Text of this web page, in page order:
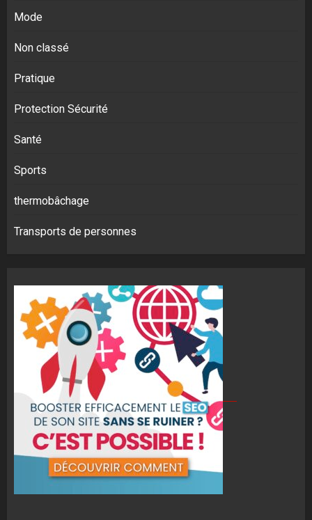
Mode
Non classé
Pratique
Protection Sécurité
Santé
Sports
thermobâchage
Transports de personnes